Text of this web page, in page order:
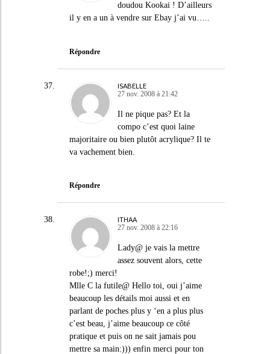
doudou Kookai ! D’ailleurs
il y en a un à vendre sur Ebay j’ai vu…..
Répondre
ISABELLE
27 nov. 2008 à 21:42
Il ne pique pas? Et la
compo c’est quoi laine
majoritaire ou bien plutôt acrylique? Il te
va vachement bien.
Répondre
ITHAA
27 nov. 2008 à 22:16
Lady@ je vais la mettre
assez souvent alors, cette
robe!;) merci!
Mlle C la futile@ Hello toi, oui j’aime
beaucoup les détails moi aussi et en
parlant de poches plus y ‘en a plus plus
c’est beau, j’aime beaucoup ce côté
pratique et puis on ne sait jamais pou
mettre sa main:))) enfin merci pour ton